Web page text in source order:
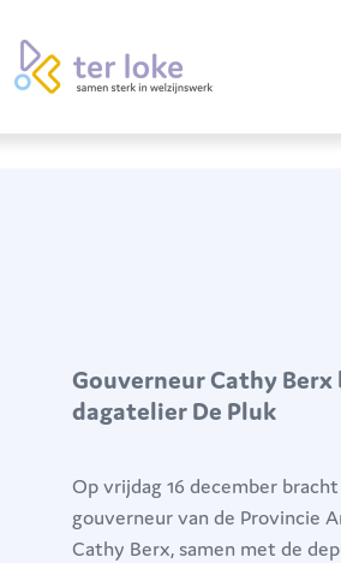
Gouverneur Cathy
dagatelier De Pluk
Op vrijdag 16 december
gouverneur van de Provincie
Cathy Berx, samen met de